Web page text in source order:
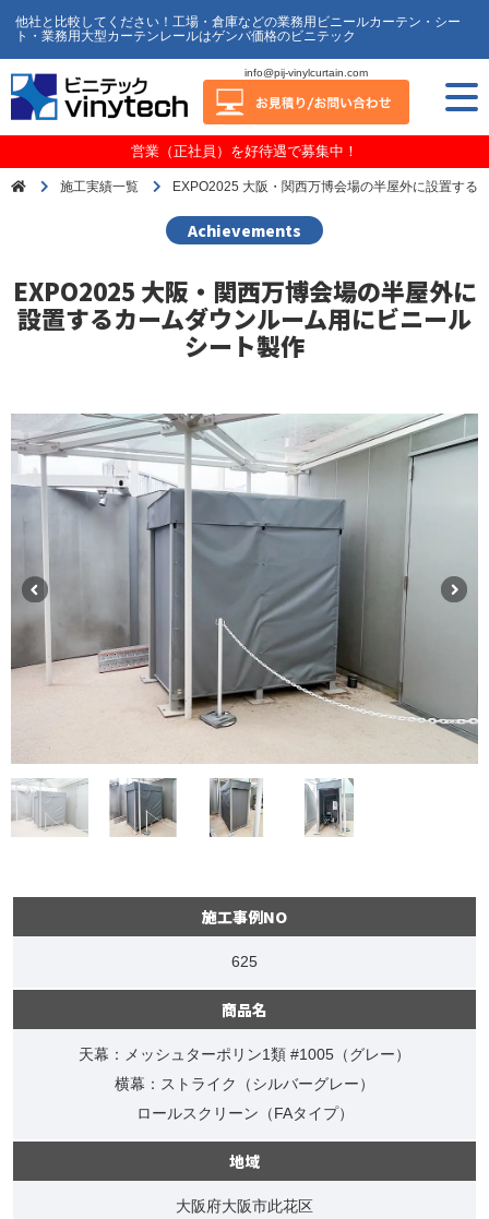
他社と比較してください！工場・倉庫などの業務用ビニールカーテン・シー
ト・業務用大型カーテンレールはゲンバ価格のビニテック
info@pij-vinylcurtain.com
営業（正社員）を好待遇で募集中！
施工実績一覧 EXPO2025 大阪・関西万博会場の半屋外に設置する
Achievements
EXPO2025 大阪・関西万博会場の半屋外に
設置するカームダウンルーム用にビニール
シート製作
施工事例NO
625
商品名
天幕：メッシュターポリン1類 #1005（グレー）
横幕：ストライク（シルバーグレー）
ロールスクリーン（FAタイプ）
地域
大阪府大阪市此花区